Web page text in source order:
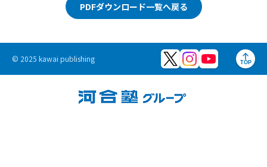
PDFダウンロード一覧へ戻る
© 2025 kawai publishing TOP